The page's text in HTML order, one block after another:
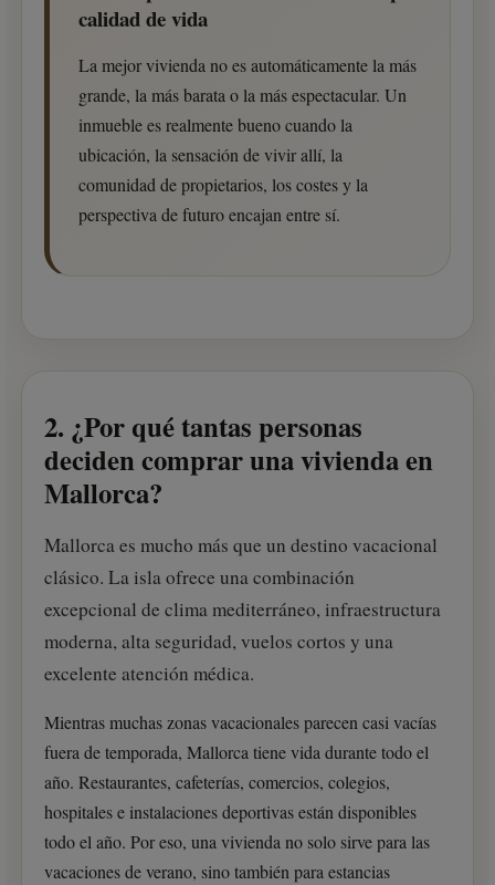
calidad de vida
La mejor vivienda no es automáticamente la más
grande, la más barata o la más espectacular. Un
inmueble es realmente bueno cuando la
ubicación, la sensación de vivir allí, la
comunidad de propietarios, los costes y la
perspectiva de futuro encajan entre sí.
2. ¿Por qué tantas personas
deciden comprar una vivienda en
Mallorca?
Mallorca es mucho más que un destino vacacional
clásico. La isla ofrece una combinación
excepcional de clima mediterráneo, infraestructura
moderna, alta seguridad, vuelos cortos y una
excelente atención médica.
Mientras muchas zonas vacacionales parecen casi vacías
fuera de temporada, Mallorca tiene vida durante todo el
año. Restaurantes, cafeterías, comercios, colegios,
hospitales e instalaciones deportivas están disponibles
todo el año. Por eso, una vivienda no solo sirve para las
vacaciones de verano, sino también para estancias